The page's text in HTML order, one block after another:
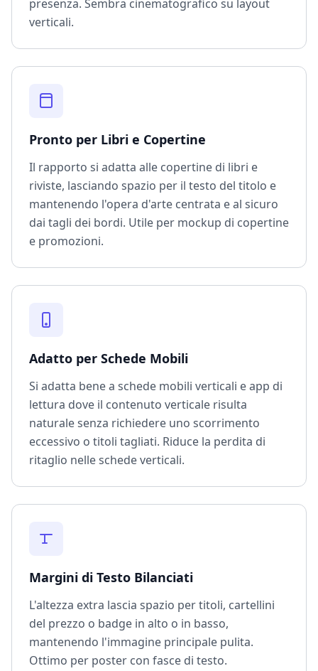
presenza. Sembra cinematografico su layout
verticali.
Pronto per Libri e Copertine
Il rapporto si adatta alle copertine di libri e
riviste, lasciando spazio per il testo del titolo e
mantenendo l'opera d'arte centrata e al sicuro
dai tagli dei bordi. Utile per mockup di copertine
e promozioni.
Adatto per Schede Mobili
Si adatta bene a schede mobili verticali e app di
lettura dove il contenuto verticale risulta
naturale senza richiedere uno scorrimento
eccessivo o titoli tagliati. Riduce la perdita di
ritaglio nelle schede verticali.
Margini di Testo Bilanciati
L'altezza extra lascia spazio per titoli, cartellini
del prezzo o badge in alto o in basso,
mantenendo l'immagine principale pulita.
Ottimo per poster con fasce di testo.